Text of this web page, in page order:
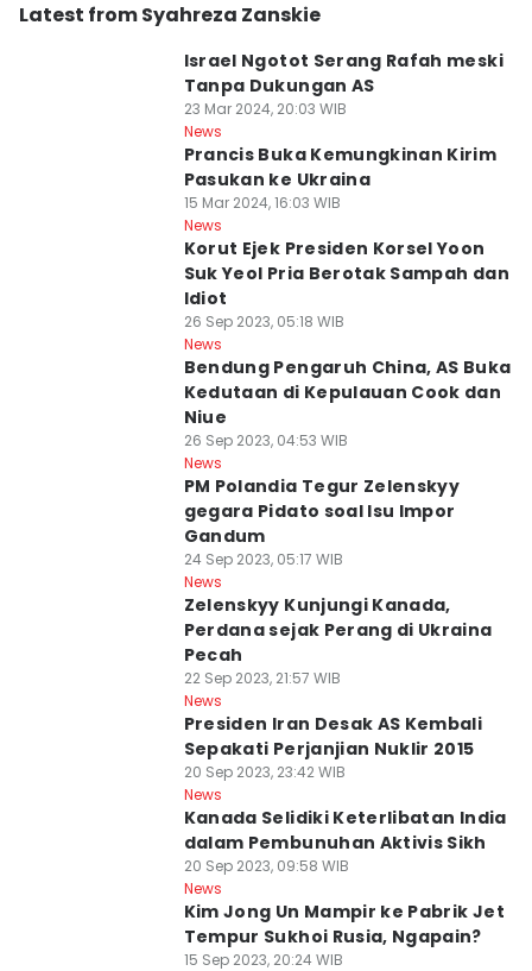
Latest from Syahreza Zanskie
Israel Ngotot Serang Rafah meski
Tanpa Dukungan AS
23 Mar 2024, 20:03 WIB
News
Prancis Buka Kemungkinan Kirim
Pasukan ke Ukraina
15 Mar 2024, 16:03 WIB
News
Korut Ejek Presiden Korsel Yoon
Suk Yeol Pria Berotak Sampah dan
Idiot
26 Sep 2023, 05:18 WIB
News
Bendung Pengaruh China, AS Buka
Kedutaan di Kepulauan Cook dan
Niue
26 Sep 2023, 04:53 WIB
News
PM Polandia Tegur Zelenskyy
gegara Pidato soal Isu Impor
Gandum
24 Sep 2023, 05:17 WIB
News
Zelenskyy Kunjungi Kanada,
Perdana sejak Perang di Ukraina
Pecah
22 Sep 2023, 21:57 WIB
News
Presiden Iran Desak AS Kembali
Sepakati Perjanjian Nuklir 2015
20 Sep 2023, 23:42 WIB
News
Kanada Selidiki Keterlibatan India
dalam Pembunuhan Aktivis Sikh
20 Sep 2023, 09:58 WIB
News
Kim Jong Un Mampir ke Pabrik Jet
Tempur Sukhoi Rusia, Ngapain?
15 Sep 2023, 20:24 WIB